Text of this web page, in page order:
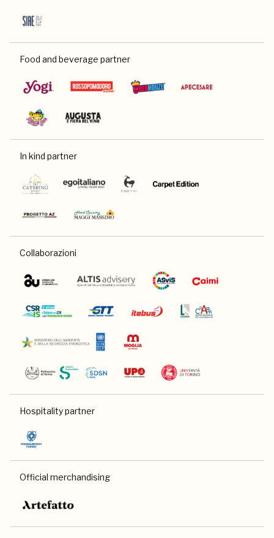
Food and beverage partner
In kind partner
Collaborazioni
Hospitality partner
Official merchandising